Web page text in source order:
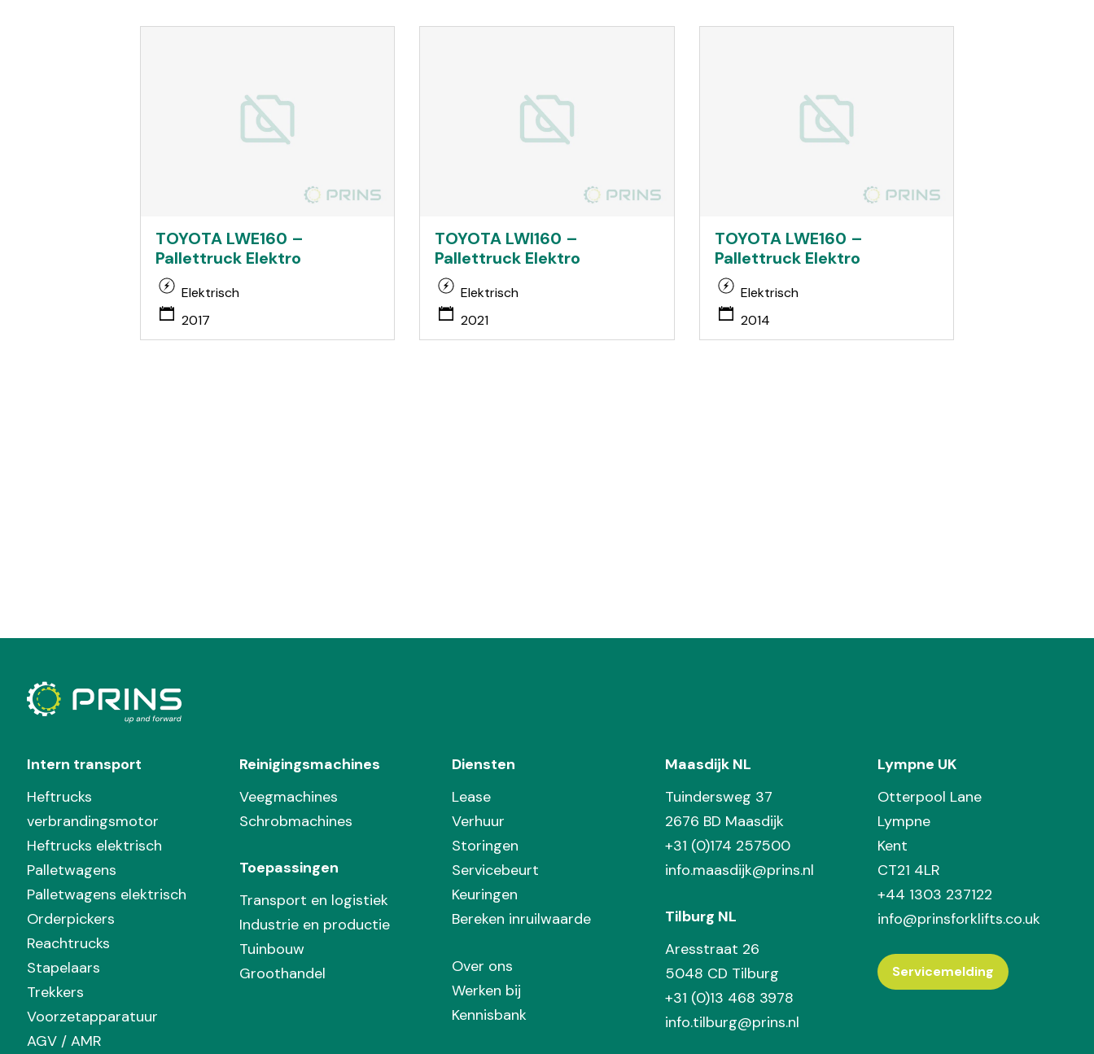
TOYOTA LWE160 –
Pallettruck Elektro
Elektrisch
2017
TOYOTA LWI160 –
Pallettruck Elektro
Elektrisch
2021
TOYOTA LWE160 –
Pallettruck Elektro
Elektrisch
2014
Intern transport
Heftrucks
verbrandingsmotor
Heftrucks elektrisch
Palletwagens
Palletwagens elektrisch
Orderpickers
Reachtrucks
Stapelaars
Trekkers
Voorzetapparatuur
AGV / AMR
Reinigingsmachines
Veegmachines
Schrobmachines
Toepassingen
Transport en logistiek
Industrie en productie
Tuinbouw
Groothandel
Diensten
Lease
Verhuur
Storingen
Servicebeurt
Keuringen
Bereken inruilwaarde
Over ons
Werken bij
Kennisbank
Maasdijk NL
Tuindersweg 37
2676 BD Maasdijk
+31 (0)174 257500
info.maasdijk@prins.nl
Tilburg NL
Aresstraat 26
5048 CD Tilburg
+31 (0)13 468 3978
info.tilburg@prins.nl
Lympne UK
Otterpool Lane
Lympne
Kent
CT21 4LR
+44 1303 237122
info@prinsforklifts.co.uk
Servicemelding